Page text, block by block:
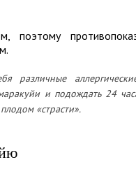
поэтому
и подождать 24
«страсти».